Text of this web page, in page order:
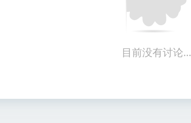
目前没有讨论…